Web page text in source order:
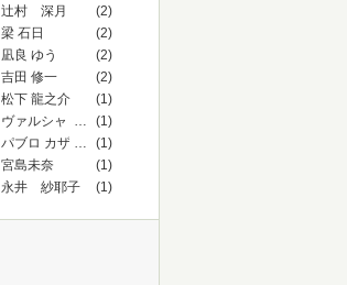
辻村 深月
(2)
梁 石日
(2)
凪良 ゆう
(2)
吉田 修一
(2)
松下 龍之介
(1)
ヴァルシャ・バジャージ
(1)
…
パブロ カザルス(1)
…
宮島未奈
(1)
永井 紗耶子
(1)